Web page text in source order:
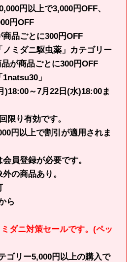
円以上で3,000円OFF、
円OFF
品ごとに300円OFF
ミダニ駆虫薬」カテゴリー
が商品ごとに300円OFF
」
)18:00～7月22日(水)18:00ま
限り有効です。
円以上で割引が適用されま
員登録が必要です。
の商品あり。
ら
ダニ対策セールです。(ペッ
ゴリー5,000円以上の購入で